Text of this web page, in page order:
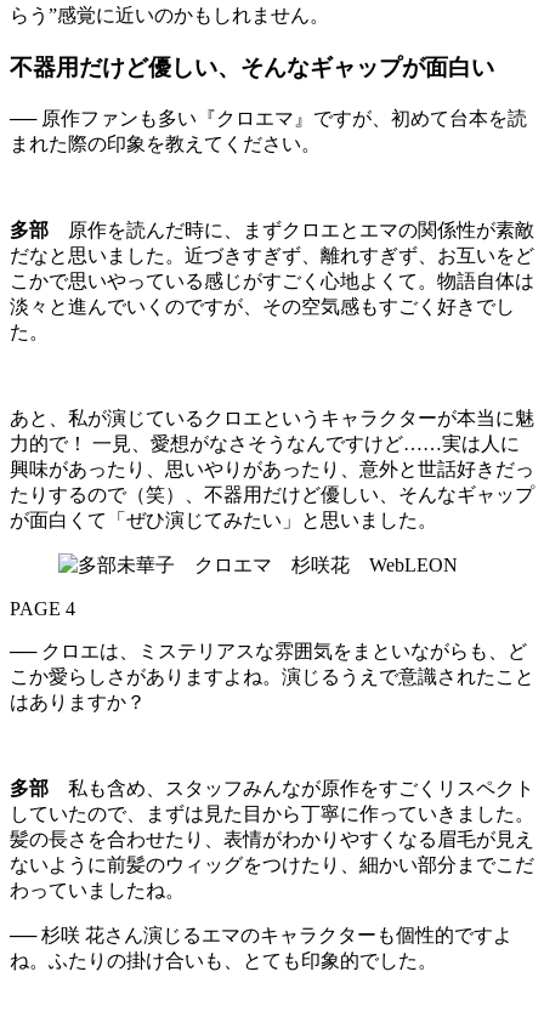
らう”感覚に近いのかもしれません。
不器用だけど優しい、そんなギャップが面白い
── 原作ファンも多い『クロエマ』ですが、初めて台本を読
まれた際の印象を教えてください。
多部
原作を読んだ時に、まずクロエとエマの関係性が素敵
だなと思いました。近づきすぎず、離れすぎず、お互いをど
こかで思いやっている感じがすごく心地よくて。物語自体は
淡々と進んでいくのですが、その空気感もすごく好きでし
た。
あと、私が演じているクロエというキャラクターが本当に魅
力的で！ 一見、愛想がなさそうなんですけど……実は人に
興味があったり、思いやりがあったり、意外と世話好きだっ
たりするので（笑）、不器用だけど優しい、そんなギャップ
が面白くて「ぜひ演じてみたい」と思いました。
PAGE 4
── クロエは、ミステリアスな雰囲気をまといながらも、ど
こか愛らしさがありますよね。演じるうえで意識されたこと
はありますか？
多部 私も含め、スタッフみんなが原作をすごくリスペクト
していたので、まずは見た目から丁寧に作っていきました。
髪の長さを合わせたり、表情がわかりやすくなる眉毛が見え
ないように前髪のウィッグをつけたり、細かい部分までこだ
わっていましたね。
── 杉咲 花さん演じるエマのキャラクターも個性的ですよ
ね。ふたりの掛け合いも、とても印象的でした。